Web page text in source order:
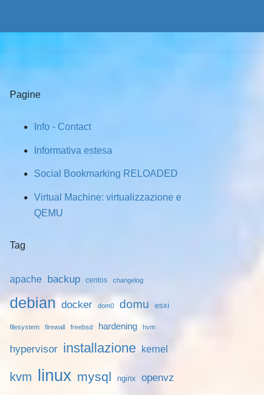
Pagine
Info - Contact
Informativa estesa
Social Bookmarking RELOADED
Virtual Machine: virtualizzazione e
QEMU
Tag
apache backup centos changelog
debian docker dom0 domu esxi
filesystem firewall freebsd hardening hvm
hypervisor installazione kernel
kvm linux mysql nginx openvz